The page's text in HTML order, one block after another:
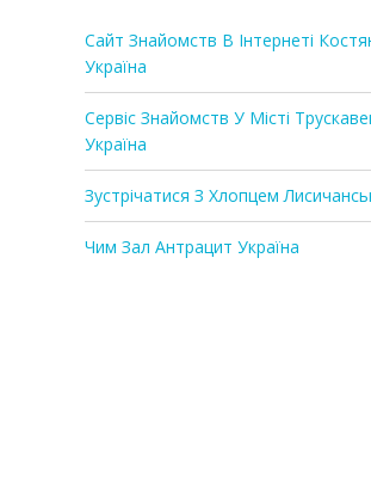
Сайт Знайомств В Інтернеті
Україна
Сервіс Знайомств У Місті
Україна
Зустрічатися З Хлопцем
Чим Зал Антрацит Україна